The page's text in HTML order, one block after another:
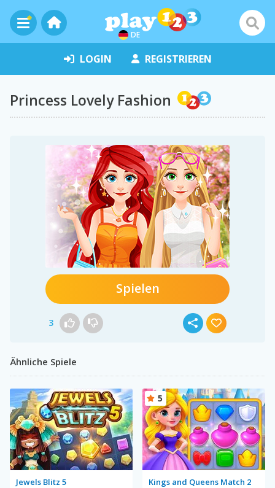
DE
LOGIN REGISTRIEREN
Princess Lovely Fashion
Spielen
3
Ähnliche Spiele
Jewels Blitz 5 Kings and Queens Match 2
5